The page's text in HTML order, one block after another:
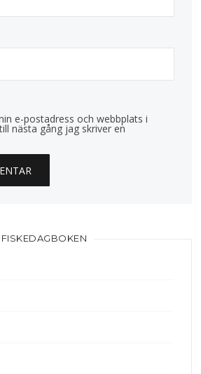
e-postadress och webbplats i
nästa gång jag skriver en
FISKEDAGBOKEN